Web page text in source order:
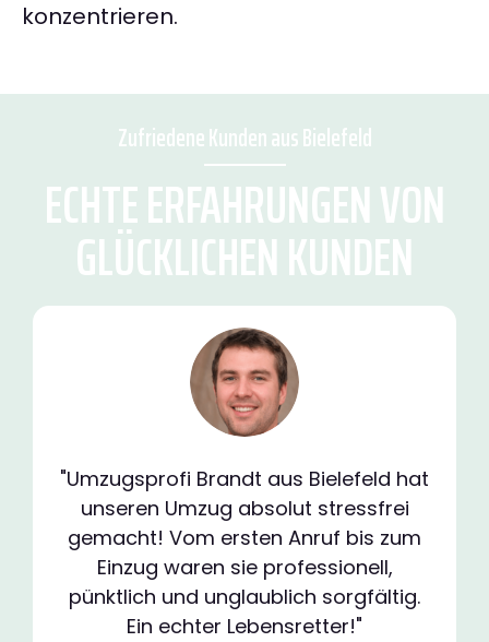
konzentrieren.
Zufriedene Kunden aus Bielefeld
ECHTE ERFAHRUNGEN VON
GLÜCKLICHEN KUNDEN
"Umzugsprofi Brandt aus Bielefeld hat
unseren Umzug absolut stressfrei
gemacht! Vom ersten Anruf bis zum
Einzug waren sie professionell,
pünktlich und unglaublich sorgfältig.
Ein echter Lebensretter!"